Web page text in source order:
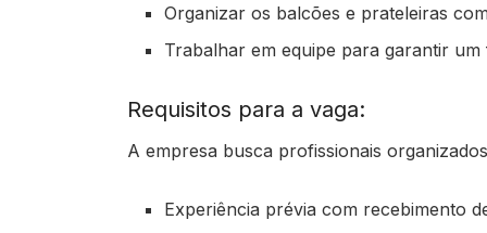
Organizar os balcões e prateleiras
Trabalhar em equipe para garantir
Requisitos para a vaga:
A empresa busca profissionais
Experiência prévia com recebimento